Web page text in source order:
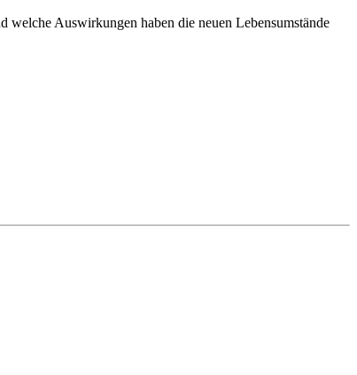
Auswirkungen haben die neuen Lebensumstände